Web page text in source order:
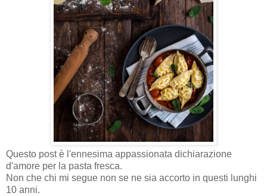
Questo post è l'ennesima appassionata dichiarazione
d'amore per la pasta fresca.
Non che chi mi segue non se ne sia accorto in questi lunghi
10 anni.